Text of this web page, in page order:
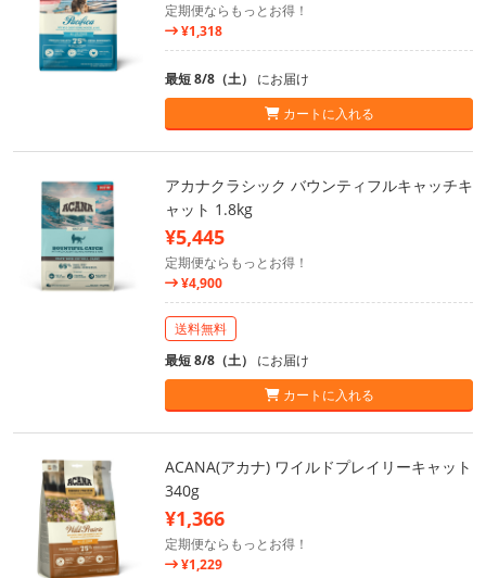
定期便ならもっとお得！
¥1,318
最短 8/8（土） にお届け
カートに入れる
アカナクラシック バウンティフルキャッチキ
ャット 1.8kg
¥5,445
定期便ならもっとお得！
¥4,900
送料無料
最短 8/8（土） にお届け
カートに入れる
ACANA(アカナ) ワイルドプレイリーキャット
340g
¥1,366
定期便ならもっとお得！
¥1,229